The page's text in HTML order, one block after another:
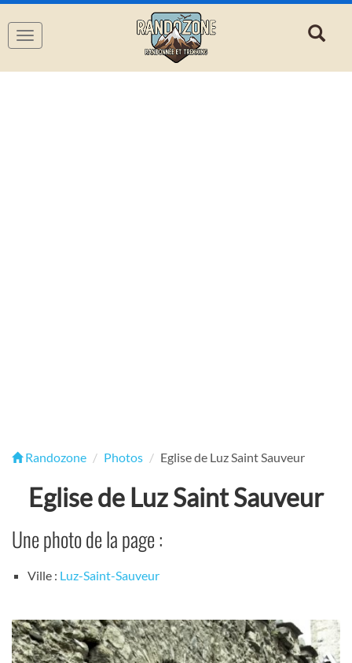
Navigation
Randozone Photos Eglise de Luz Saint Sauveur
Eglise de Luz Saint Sauveur
Une photo de la page :
Ville : Luz-Saint-Sauveur